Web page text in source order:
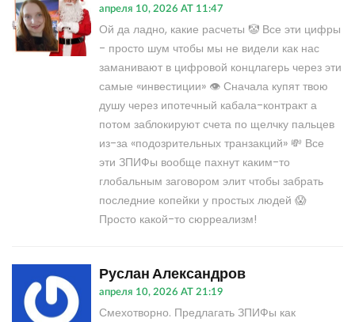
апреля 10, 2026 AT 11:47
Ой да ладно, какие расчеты 🤡 Все эти цифры
- просто шум чтобы мы не видели как нас
заманивают в цифровой концлагерь через эти
самые «инвестиции» 👁️ Сначала купят твою
душу через ипотечный кабала-контракт а
потом заблокируют счета по щелчку пальцев
из-за «подозрительных транзакций» 💸 Все
эти ЗПИФы вообще пахнут каким-то
глобальным заговором элит чтобы забрать
последние копейки у простых людей 😱
Просто какой-то сюрреализм!
Руслан Александров
апреля 10, 2026 AT 21:19
Смехотворно. Предлагать ЗПИФы как